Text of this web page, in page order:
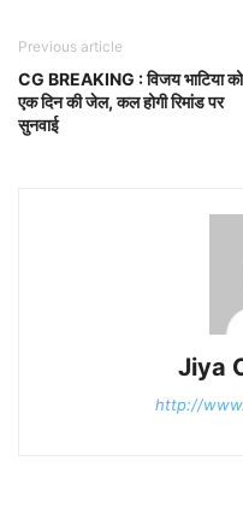
Previous article
CG BREAKING : विजय भाटिया को
एक दिन की जेल, कल होगी रिमांड पर
सुनवाई
Jiya
http://